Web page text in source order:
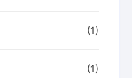
(1)
(1)